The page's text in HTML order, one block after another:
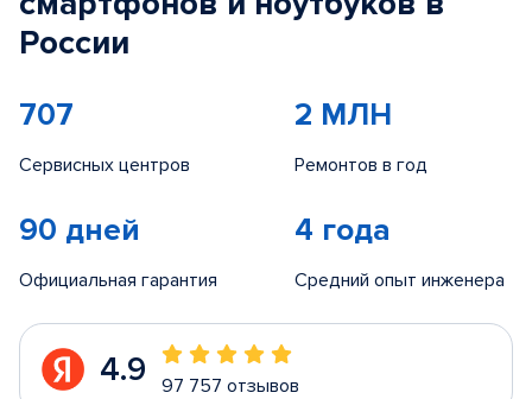
России
707
Сервисных центров
2 МЛН
Ремонтов в год
90 дней
Официальная гарантия
4 года
Средний опыт инженера
4.9 97 757 отзывов